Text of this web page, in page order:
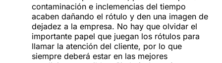
contaminación e inclemencias del tiempo
acaben dañando el rótulo y den una imagen de
dejadez a la empresa. No hay que olvidar el
importante papel que juegan los rótulos para
llamar la atención del cliente, por lo que
siempre deberá estar en las mejores